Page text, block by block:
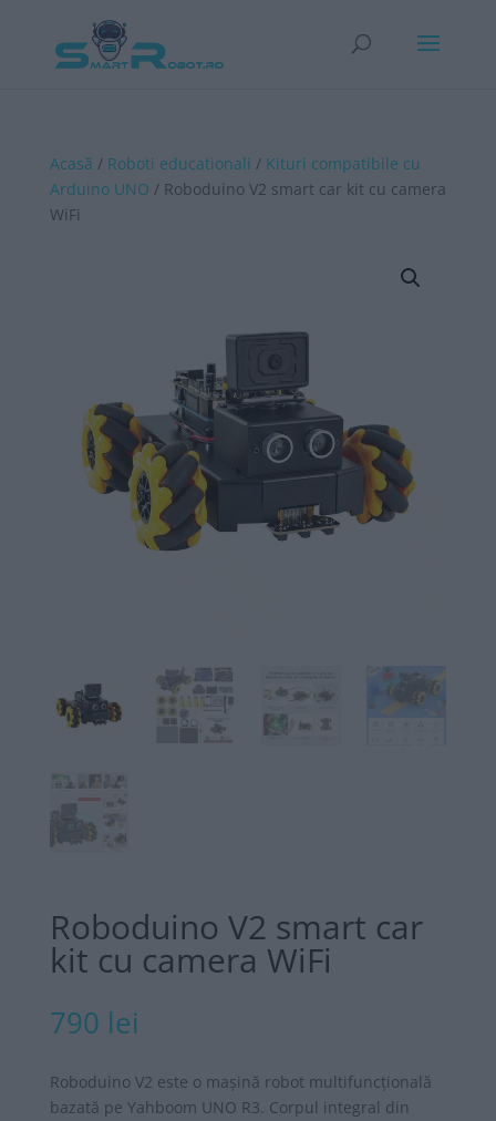
Acasă / Roboti educationali / Kituri compatibile cu
Arduino UNO / Roboduino V2 smart car kit cu camera
WiFi
Roboduino V2 smart car
kit cu camera WiFi
790 lei
Roboduino V2 este o mașină robot multifuncțională
bazată pe Yahboom UNO R3. Corpul integral din